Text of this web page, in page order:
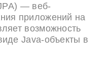
— веб-
приложений на
возможность
Java-объекты в